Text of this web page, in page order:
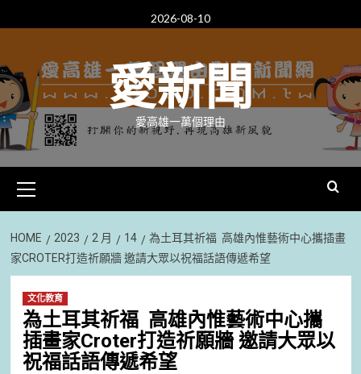
to
2026-08-10
愛新聞
愛高雄一萬個理由
Menu
HOME 2023 2 月 14
為土耳其祈福 高雄內惟藝術中心攜插畫
家CROTER打造祈願牆 邀請大眾以祝福話語傳遞希望
文化教育
為土耳其祈福 高雄內惟藝術中心攜
插畫家Croter打造祈願牆 邀請大眾以
祝福話語傳遞希望